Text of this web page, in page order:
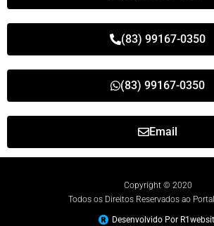
(83) 99167-0350
(83) 99167-0350
Email
Copyright © 2020
Todos os Direitos Reservados ao
Desenvolvido Por